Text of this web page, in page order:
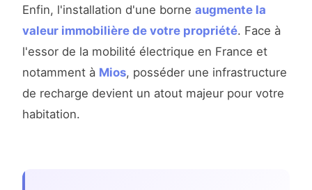
Enfin, l'installation d'une borne augmente la
valeur immobilière de votre propriété. Face à
l'essor de la mobilité électrique en France et
notamment à Mios, posséder une infrastructure
de recharge devient un atout majeur pour votre
habitation.